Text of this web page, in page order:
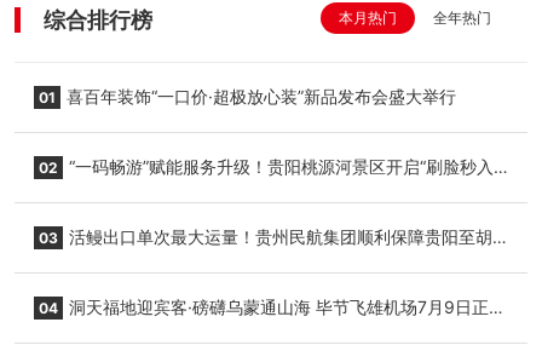
综合排行榜 本月热门 全年热门
01 喜百年装饰“一口价·超极放心装”新品发布会盛大举行
02 “一码畅游”赋能服务升级！贵阳桃源河景区开启“刷脸秒入
03 活鳗出口单次最大运量！贵州民航集团顺利保障贵阳至胡
04 洞天福地迎宾客·磅礴乌蒙通山海 毕节飞雄机场7月9日正式